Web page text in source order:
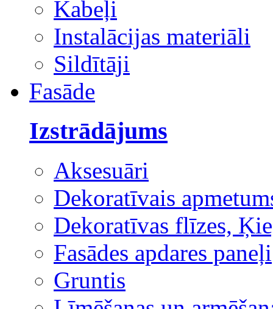
Kabeļi
Instalācijas materiāli
Sildītāji
Fasāde
Izstrādājums
Aksesuāri
Dekoratīvais
Dekoratīvas flīzes,
Fasādes apdares paneļi
Gruntis